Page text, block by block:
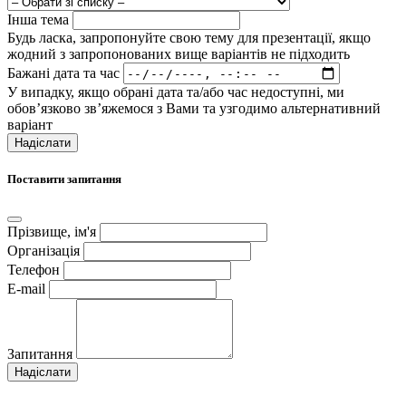
Інша тема
Будь ласка, запропонуйте свою тему для презентації, якщо
жодний з запропонованих вище варіантів не підходить
Бажані дата та час
У випадку, якщо обрані дата та/або час недоступні, ми
обов’язково зв’яжемося з Вами та узгодимо альтернативний
варіант
Надіслати
Поставити запитання
Прізвище, ім'я
Організація
Телефон
E-mail
Запитання
Надіслати